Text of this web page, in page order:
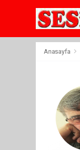
Anasayfa